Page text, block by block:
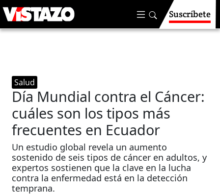
Suscríbete
Salud
Día Mundial contra el Cáncer:
cuáles son los tipos más
frecuentes en Ecuador
Un estudio global revela un aumento
sostenido de seis tipos de cáncer en adultos, y
expertos sostienen que la clave en la lucha
contra la enfermedad está en la detección
temprana.